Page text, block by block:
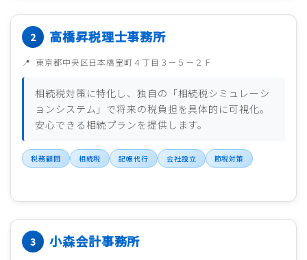
高橋昇税理士事務所
東京都中央区日本橋室町４丁目３－５－２Ｆ
相続税対策に特化し、独自の「相続税シミュレーシ
ョンシステム」で将来の税負担を具体的に可視化。
安心できる相続プランを提供します。
税務顧問 相続税 記帳代行 会社設立 節税対策
小森会計事務所